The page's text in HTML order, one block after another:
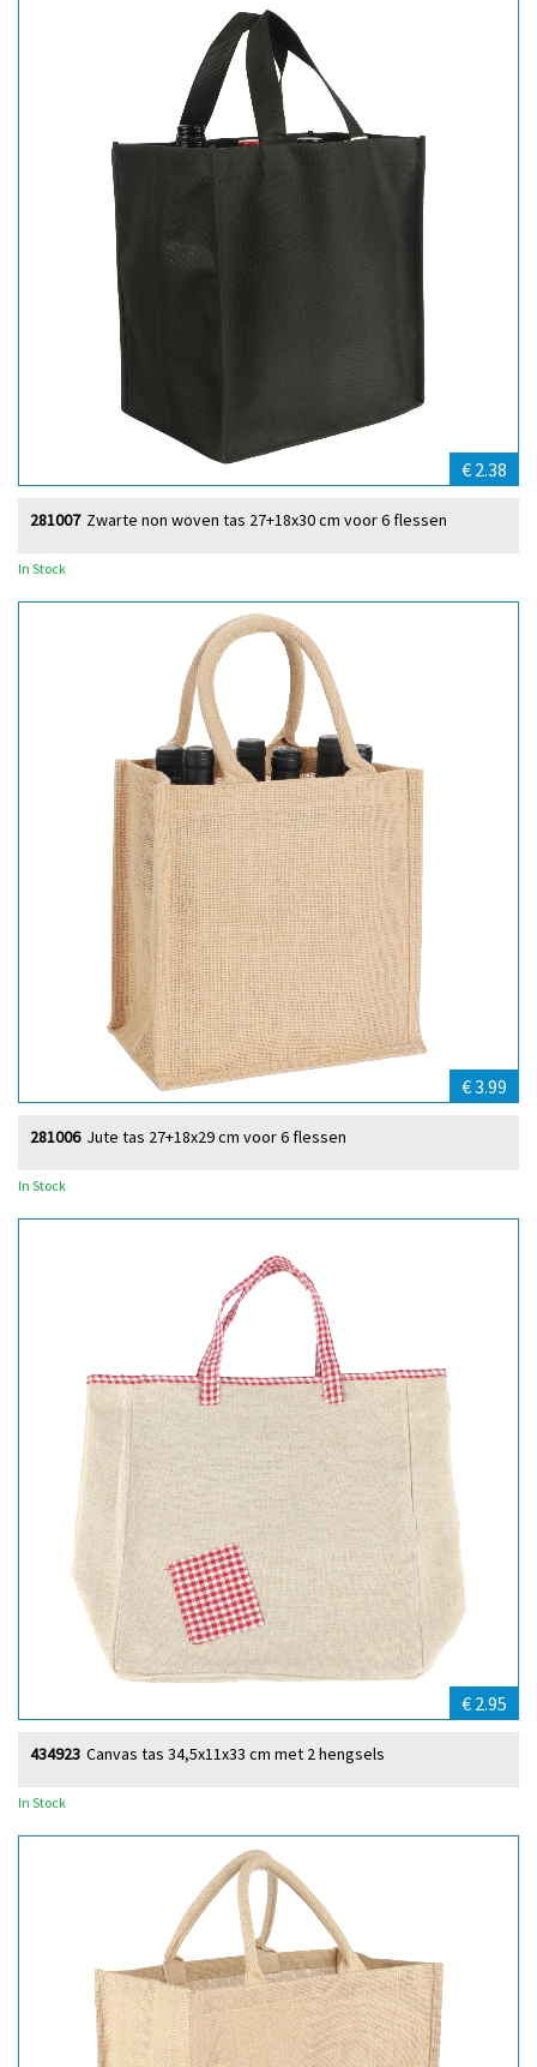
€ 2.38
Zwarte non woven tas 27+18x30 cm voor 6 flessen
281007
In Stock
€ 3.99
Jute tas 27+18x29 cm voor 6 flessen
281006
In Stock
€ 2.95
Canvas tas 34,5x11x33 cm met 2 hengsels
434923
In Stock